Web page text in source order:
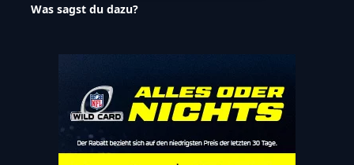
Was sagst du dazu?